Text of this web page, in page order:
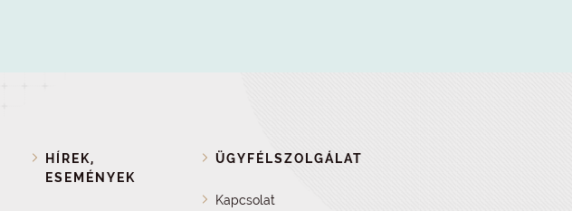
HÍREK,
ESEMÉNYEK
ÜGYFÉLSZOLGÁLAT
Kapcsolat